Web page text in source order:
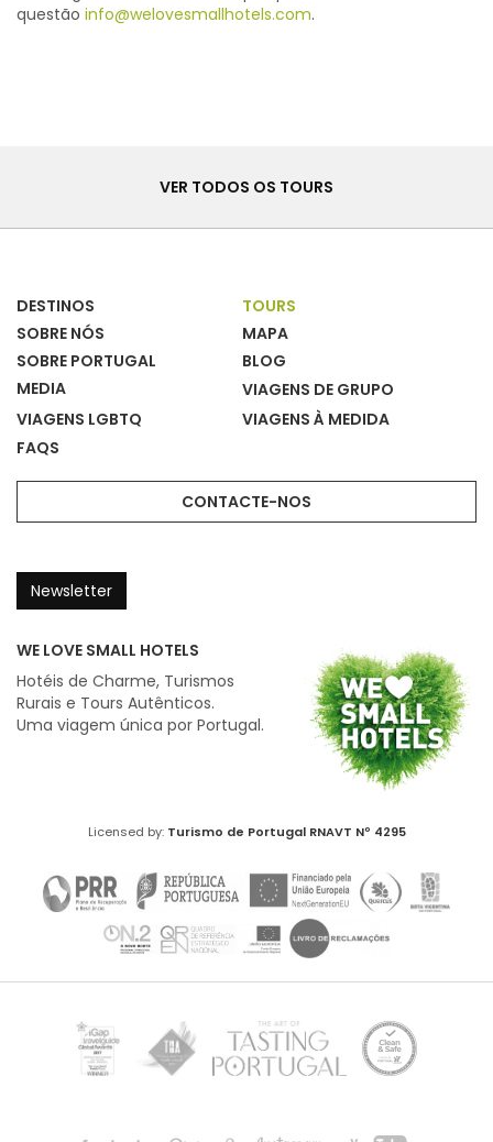
questão info@welovesmallhotels.com.
VER TODOS OS TOURS
DESTINOS
TOURS
SOBRE NÓS
MAPA
SOBRE PORTUGAL
BLOG
MEDIA
VIAGENS DE GRUPO
VIAGENS LGBTQ
VIAGENS À MEDIDA
FAQS
CONTACTE-NOS
Newsletter
WE LOVE SMALL HOTELS
Hotéis de Charme, Turismos
Rurais e Tours Autênticos.
Uma viagem única por Portugal.
Licensed by: Turismo de Portugal RNAVT Nº 4295